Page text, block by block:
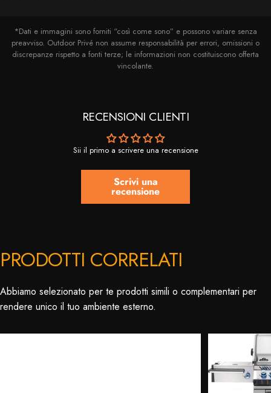
*Dati e immagini sono forniti “così come sono” e possono variare senza
preavviso. Outdoor Privé non assume responsabilità per errori, omissioni o
discrepanze rispetto a fonti terze; le informazioni non costituiscono offerta
vincolante.
RECENSIONI CLIENTI
Sii il primo a scrivere una recensione
Scrivi una
recensione
PRODOTTI CORRELATI
Abbiamo selezionato per te prodotti simili o complementari per
rendere unico il tuo ambiente esterno.